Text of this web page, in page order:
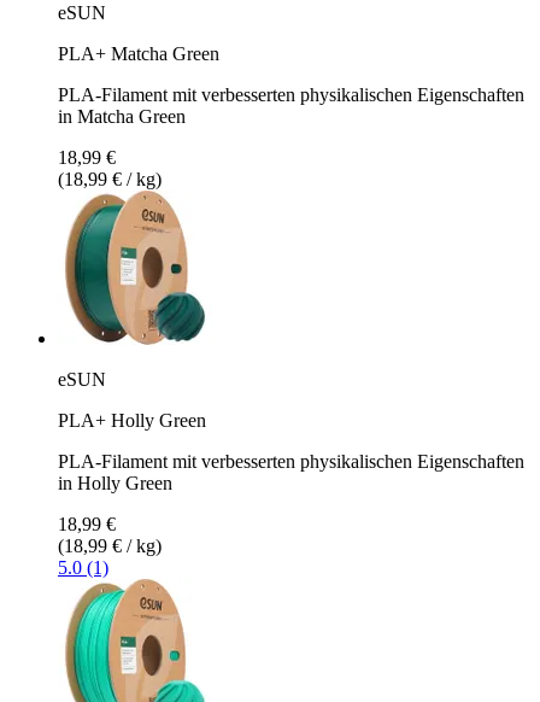
eSUN
PLA+ Matcha Green
PLA-Filament mit verbesserten physikalischen Eigenschaften
in Matcha Green
18,99 €
(18,99 € / kg)
eSUN
PLA+ Holly Green
PLA-Filament mit verbesserten physikalischen Eigenschaften
in Holly Green
18,99 €
(18,99 € / kg)
5.0 (1)